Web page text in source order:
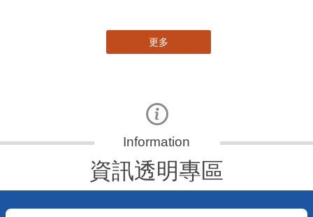
更多
資訊透明專區